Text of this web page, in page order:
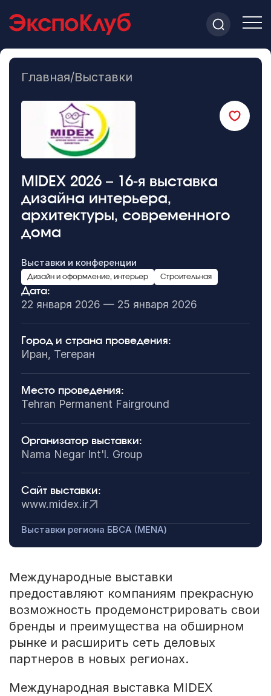
Главная/Выставки
MIDEX 2026 – 16-я выставка
дизайна интерьера,
архитектуры, современного
дома
Выставки и конференции
Дизайн и оформление, интерьер Строительная
Дата:
22 января 2026 — 25 января 2026
Город и страна проведения:
Иран, Тегеран
Место проведения:
Tehran Permanent Fairground
Организатор выставки:
Nama Negar Int'l. Group
Сайт выставки:
www.midex.ir
Выставки региона БВСА (MENA)
Международные выставки
предоставляют компаниям прекрасную
возможность продемонстрировать свои
бренды и преимущества на обширном
рынке и расширить сеть деловых
партнеров в новых регионах.
Международная выставка MIDEX